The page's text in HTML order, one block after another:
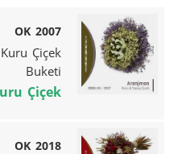
OK 2007
Çiçek
Buketi
Çiçek
OK 2018